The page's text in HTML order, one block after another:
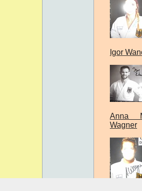
Igor
Anna
Wagner